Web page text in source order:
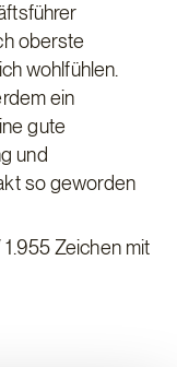
oberste
wohlfühlen.
ein
gute
und
so geworden
Zeichen mit